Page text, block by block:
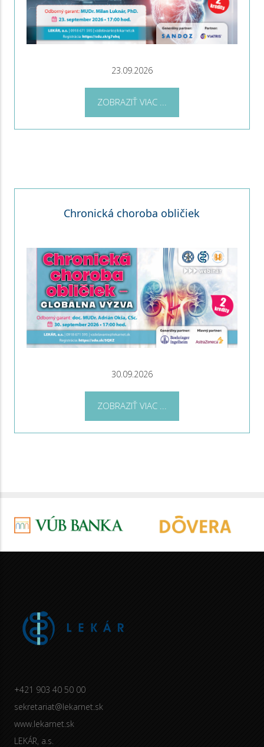
23.09.2026
ZOBRAZIŤ VIAC ...
Chronická choroba obličiek
30.09.2026
ZOBRAZIŤ VIAC ...
+421 903 40 50 00
sekretariat@lekarnet.sk
www.lekarnet.sk
LEKÁR, a.s.